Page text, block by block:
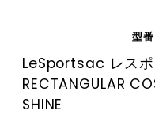
型番
LeSportsac レスポ
RECTANGULAR
SHINE